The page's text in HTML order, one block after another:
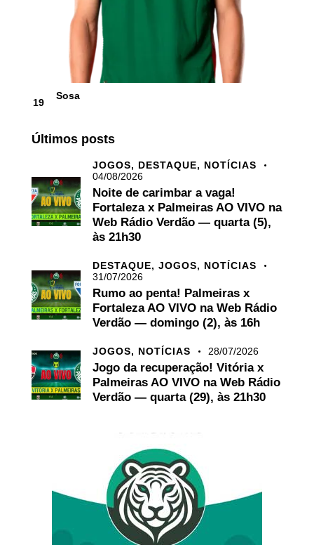
19
Sosa
Últimos posts
JOGOS, DESTAQUE, NOTÍCIAS
04/08/2026
Noite de carimbar a vaga!
Fortaleza x Palmeiras AO VIVO na
Web Rádio Verdão — quarta (5),
às 21h30
DESTAQUE, JOGOS, NOTÍCIAS
31/07/2026
Rumo ao penta! Palmeiras x
Fortaleza AO VIVO na Web Rádio
Verdão — domingo (2), às 16h
JOGOS, NOTÍCIAS 28/07/2026
Jogo da recuperação! Vitória x
Palmeiras AO VIVO na Web Rádio
Verdão — quarta (29), às 21h30